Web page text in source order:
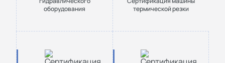
оборудования
термической резки